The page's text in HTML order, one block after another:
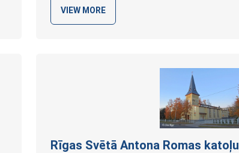
VIEW MORE
Rīgas Svētā Antona Romas katoļu